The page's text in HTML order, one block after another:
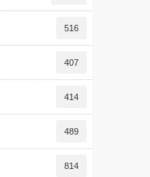
516
407
414
489
814